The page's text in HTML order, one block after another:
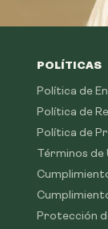
POLÍTICAS
Política de
Política de
Política de
Términos de
Protección